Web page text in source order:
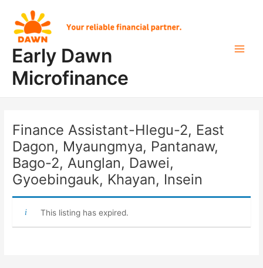
content
Early Dawn
Microfinance
Finance Assistant-Hlegu-2, East
Dagon, Myaungmya, Pantanaw,
Bago-2, Aunglan, Dawei,
Gyoebingauk, Khayan, Insein
This listing has expired.
navigation